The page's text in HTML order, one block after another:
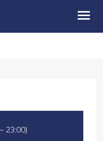
23:00)